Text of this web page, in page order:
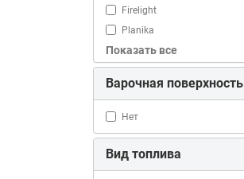
Firelight
Planika
Royal Thermo
SappFire
Spartherm
ZeFire
Показать все
Варочная поверхность
Нет
Вид топлива